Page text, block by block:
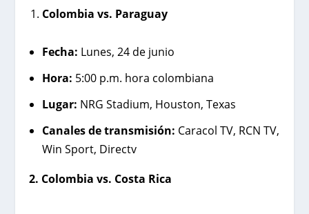
Colombia vs. Paraguay
Fecha: Lunes, 24 de junio
Hora: 5:00 p.m. hora colombiana
Lugar: NRG Stadium, Houston, Texas
Canales de transmisión: Caracol TV, RCN TV,
Win Sport, Directv
2. Colombia vs. Costa Rica